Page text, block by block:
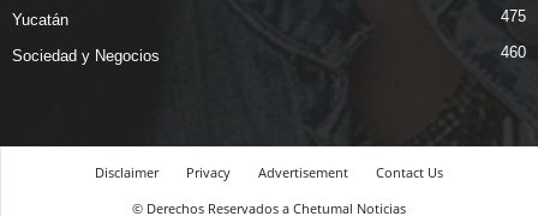
Yucatán 475
Sociedad y Negocios 460
Disclaimer Privacy Advertisement
Contact Us
© Derechos Reservados a Chetumal Noticias